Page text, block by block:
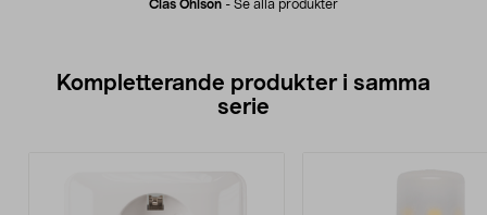
Clas Ohlson - Se alla produkter
Kompletterande produkter i samma
serie